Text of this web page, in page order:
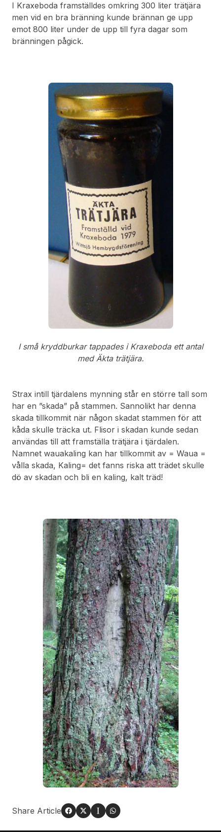
I Kraxeboda framställdes omkring 300 liter trätjära
men vid en bra bränning kunde brännan ge upp
emot 800 liter under de upp till fyra dagar som
bränningen pågick.
I små kryddburkar tappades i Kraxeboda ett antal
med Äkta trätjära.
Strax intill tjärdalens mynning står en större tall som
har en ”skada” på stammen. Sannolikt har denna
skada tillkommit när någon skadat stammen för att
kåda skulle träcka ut. Flisor i skadan kunde sedan
användas till att framställa trätjära i tjärdalen.
Namnet wauakaling kan har tillkommit av = Waua =
vålla skada, Kaling= det fanns riska att trädet skulle
dö av skadan och bli en kaling, kalt träd!
Share Article